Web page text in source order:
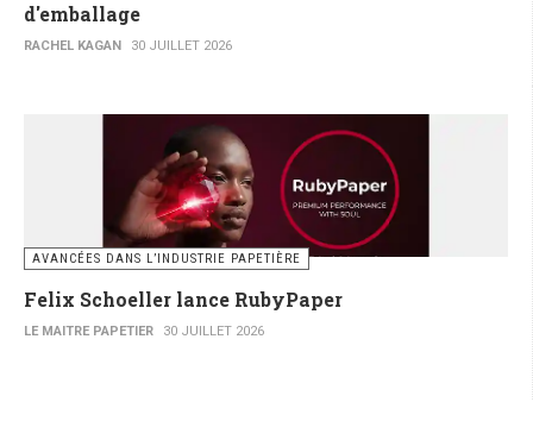
d'emballage
RACHEL KAGAN 30 JUILLET 2026
AVANCÉES DANS L’INDUSTRIE PAPETIÈRE
Felix Schoeller lance RubyPaper
LE MAITRE PAPETIER 30 JUILLET 2026